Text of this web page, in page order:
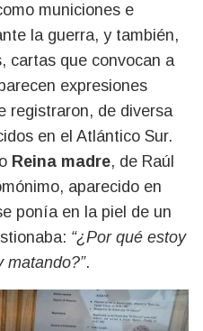
municiones e
la guerra, y también,
cartas que convocan a
expresiones
registraron, de diversa
en el Atlántico Sur.
Reina madre, de Raúl
aparecido en
ponía en la piel de un
“¿Por qué estoy
matando?”.